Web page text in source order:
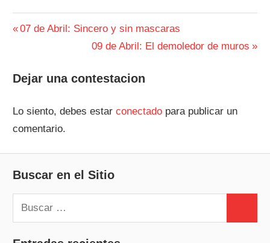
Navegación
entradas
Entrada
07 de Abril: Sincero y sin mascaras
Siguiente
09 de Abril: El demoledor de muros
Dejar una contestacion
Lo siento, debes estarconectado para publicar un
comentario.
Buscar en el Sitio
Buscar: